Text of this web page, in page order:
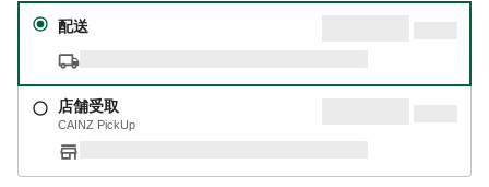
配送
店舗受取
CAINZ PickUp